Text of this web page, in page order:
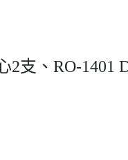
2支、RO-1401